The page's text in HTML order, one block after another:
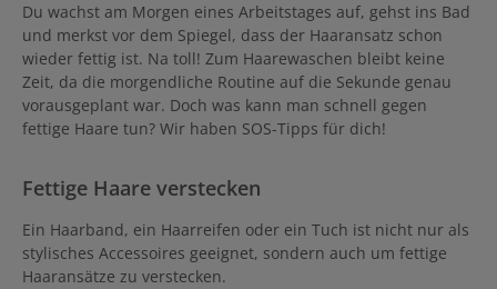
Du wachst am Morgen eines Arbeitstages auf, gehst ins Bad
und merkst vor dem Spiegel, dass der Haaransatz schon
wieder fettig ist. Na toll! Zum Haarewaschen bleibt keine
Zeit, da die morgendliche Routine auf die Sekunde genau
vorausgeplant war. Doch was kann man schnell gegen
fettige Haare tun? Wir haben SOS-Tipps für dich!
Fettige Haare verstecken
Ein Haarband, ein Haarreifen oder ein Tuch ist nicht nur als
stylisches Accessoires geeignet, sondern auch um fettige
Haaransätze zu verstecken.